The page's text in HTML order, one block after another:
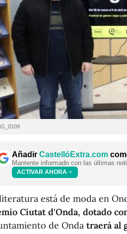
Añadir CastellóExtra.com
Mantente informado con las últimas
ACTIVAR AHORA
está de moda en
Ciutat d'Onda, dotado
de Onda traerá al